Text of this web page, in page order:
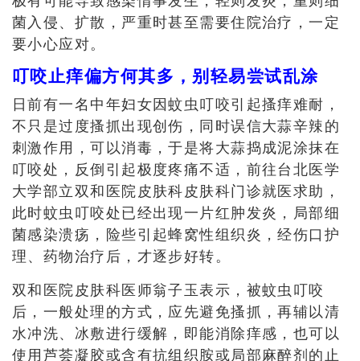
菌入侵、扩散，严重时甚至需要住院治疗，一定
要小心应对。
叮咬止痒偏方何其多，别轻易尝试乱涂
日前有一名中年妇女因蚊虫叮咬引起搔痒难耐，
不只是过度搔抓出现创伤，同时误信大蒜辛辣的
刺激作用，可以消毒，于是将大蒜捣成泥涂抹在
叮咬处，反倒引起极度疼痛不适，前往台北医学
大学部立双和医院皮肤科皮肤科门诊就医求助，
此时蚊虫叮咬处已经出现一片红肿发炎，局部细
菌感染溃疡，险些引起蜂窝性组织炎，经伤口护
理、药物治疗后，才逐步好转。
双和医院皮肤科医师翁子玉表示，被蚊虫叮咬
后，一般处理的方式，应先避免搔抓，再辅以清
水冲洗、冰敷进行缓解，即能消除痒感， 也可以
使用芦荟凝胶或含有抗组织胺或局部麻醉剂的止